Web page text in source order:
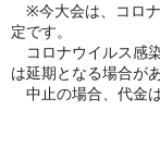
※今大会は、コロ
定です。
コロナウイルス感
は延期となる場合が
中止の場合、代金